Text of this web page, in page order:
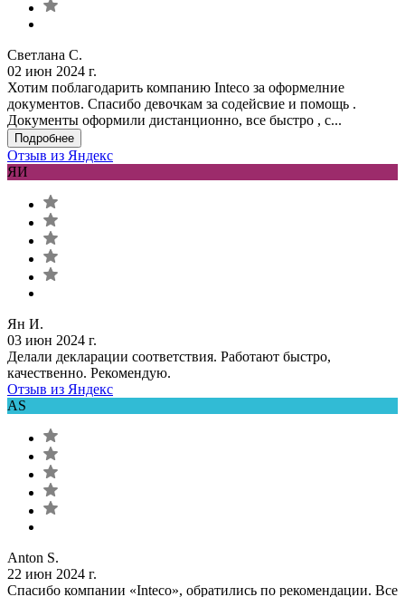
Светлана С.
02 июн 2024 г.
Хотим поблагодарить компанию Inteco за оформелние
документов. Спасибо девочкам за содейсвие и помощь .
Документы оформили дистанционно, все быстро , с...
Подробнее
Отзыв из Яндекс
ЯИ
Ян И.
03 июн 2024 г.
Делали декларации соответствия. Работают быстро,
качественно. Рекомендую.
Отзыв из Яндекс
AS
Anton S.
22 июн 2024 г.
Спасибо компании «Inteco», обратились по рекомендации. Все